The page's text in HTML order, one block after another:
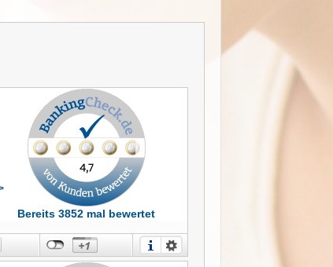
Bereits 3852 mal bewertet